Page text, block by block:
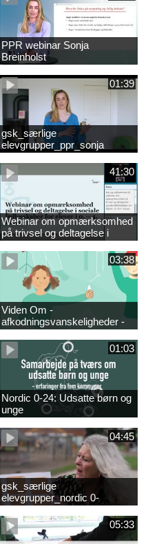
PPR webinar Sonja
Breinholst
01:39
gsk_særlige
elevgrupper_ppr_sonja
breinholst
41:30
Webinar om opmærksomhed
på trivsel og deltagelse i
sociale fællesskaber for
elever i 0.-4. klasse
03:38
Viden Om -
afkodningsvanskeligheder -
præsentationsfilm
01:03
Nordic 0-24: Udsatte børn og
unge
04:45
gsk_særlige
elevgrupper_nordic 0-
24_tønder
05:33